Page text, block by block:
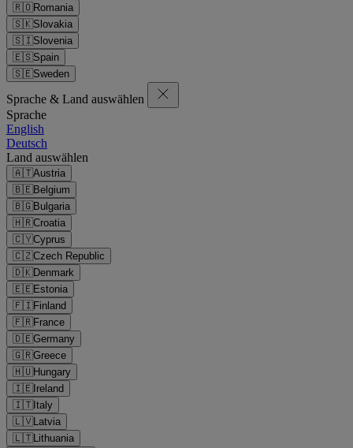
🇷🇴Romania
🇸🇰Slovakia
🇸🇮Slovenia
🇪🇸Spain
🇸🇪Sweden
Sprache & Land auswählen
Sprache
English
Deutsch
Land auswählen
🇦🇹Austria
🇧🇪Belgium
🇧🇬Bulgaria
🇭🇷Croatia
🇨🇾Cyprus
🇨🇿Czech Republic
🇩🇰Denmark
🇪🇪Estonia
🇫🇮Finland
🇫🇷France
🇩🇪Germany
🇬🇷Greece
🇭🇺Hungary
🇮🇪Ireland
🇮🇹Italy
🇱🇻Latvia
🇱🇹Lithuania